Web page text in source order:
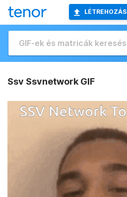
LÉTREHOZÁS
Ssv Ssvnetwork GIF